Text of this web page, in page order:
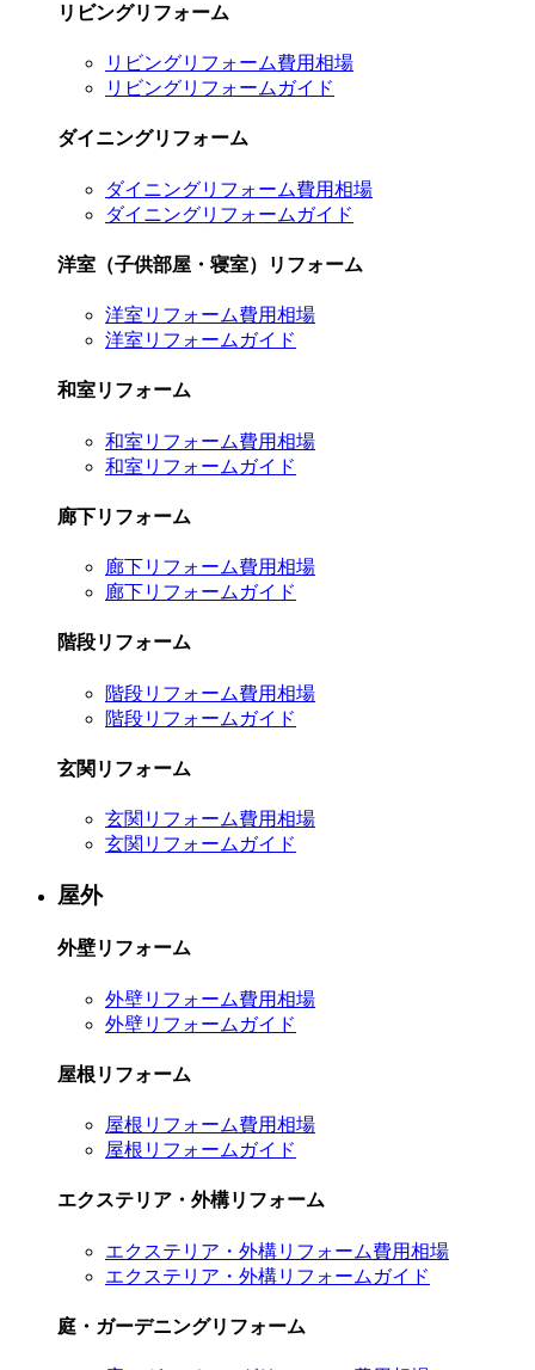
リビングリフォーム
リビングリフォーム費用相場
リビングリフォームガイド
ダイニングリフォーム
ダイニングリフォーム費用相場
ダイニングリフォームガイド
洋室（子供部屋・寝室）リフォーム
洋室リフォーム費用相場
洋室リフォームガイド
和室リフォーム
和室リフォーム費用相場
和室リフォームガイド
廊下リフォーム
廊下リフォーム費用相場
廊下リフォームガイド
階段リフォーム
階段リフォーム費用相場
階段リフォームガイド
玄関リフォーム
玄関リフォーム費用相場
玄関リフォームガイド
屋外
外壁リフォーム
外壁リフォーム費用相場
外壁リフォームガイド
屋根リフォーム
屋根リフォーム費用相場
屋根リフォームガイド
エクステリア・外構リフォーム
エクステリア・外構リフォーム費用相場
エクステリア・外構リフォームガイド
庭・ガーデニングリフォーム